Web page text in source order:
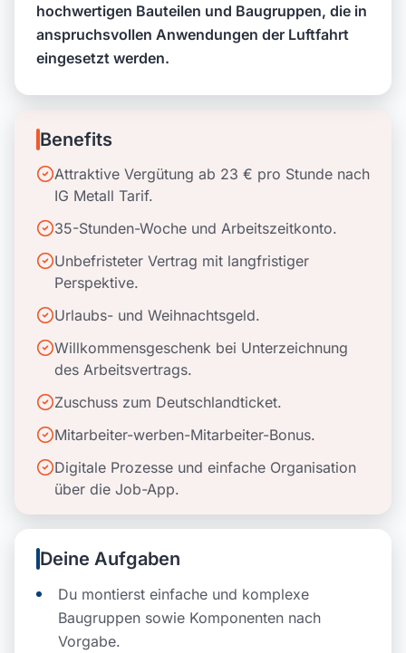
hochwertigen Bauteilen und Baugruppen, die in
anspruchsvollen Anwendungen der Luftfahrt
eingesetzt werden.
Benefits
Attraktive Vergütung ab 23 € pro Stunde nach
IG Metall Tarif.
35-Stunden-Woche und Arbeitszeitkonto.
Unbefristeter Vertrag mit langfristiger
Perspektive.
Urlaubs- und Weihnachtsgeld.
Willkommensgeschenk bei Unterzeichnung
des Arbeitsvertrags.
Zuschuss zum Deutschlandticket.
Mitarbeiter-werben-Mitarbeiter-Bonus.
Digitale Prozesse und einfache Organisation
über die Job-App.
Deine Aufgaben
Du montierst einfache und komplexe
Baugruppen sowie Komponenten nach
Vorgabe.